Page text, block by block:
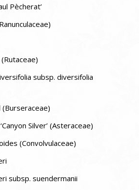
Pècherat’
subsp. diversifolia
(Burseraceae)
Silver’ (Asteraceae)
(Convolvulaceae)
subsp. suendermanii